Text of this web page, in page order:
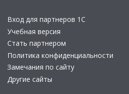
Вход для партнеров 1С
Учебная версия
Стать партнером
Политика конфиденциальности
Замечания по сайту
Другие сайты